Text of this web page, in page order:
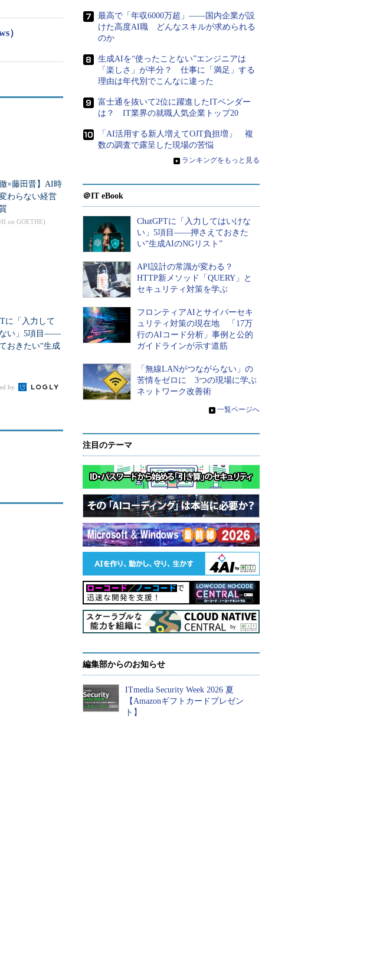
が仕事に意
きと思う」
したIT企業
IT企業が利用
）
徹×藤田晋】AI時
わらない経営
on GOETHE)
に「入力して
い」5項目――
おきたい“生成
by
最高で「年収6000万超」――国内企業が設
けた高度AI職 どんなスキルが求められる
のか
生成AIを“使ったことない”エンジニアは
「楽しさ」が半分？ 仕事に「満足」する
理由は年代別でこんなに違った
富士通を抜いて2位に躍進したITベンダー
は？ IT業界の就職人気企業トップ20
「AI活用する新人増えてOJT負担増」 複
数の調査で露呈した現場の苦悩
» ランキングをもっと見る
＠IT eBook
ChatGPTに「入力してはいけな
い」5項目――押さえておきた
い“生成AIのNGリスト”
API設計の常識が変わる？
HTTP新メソッド「QUERY」と
セキュリティ対策を学ぶ
フロンティアAIとサイバーセキ
ュリティ対策の現在地 「17万
行のAIコード分析」事例と公的
ガイドラインが示す道筋
「無線LANがつながらない」の
苦情をゼロに 3つの現場に学ぶ
ネットワーク改善術
» 一覧ページへ
注目のテーマ
編集部からのお知らせ
ITmedia Security Week 2026 夏
【Amazonギフトカードプレゼン
ト】